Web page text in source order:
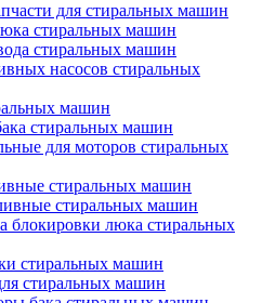
для стиральных машин
стиральных машин
стиральных машин
насосов стиральных
машин
стиральных машин
для моторов стиральных
стиральных машин
стиральных машин
блокировки люка стиральных
стиральных машин
стиральных машин